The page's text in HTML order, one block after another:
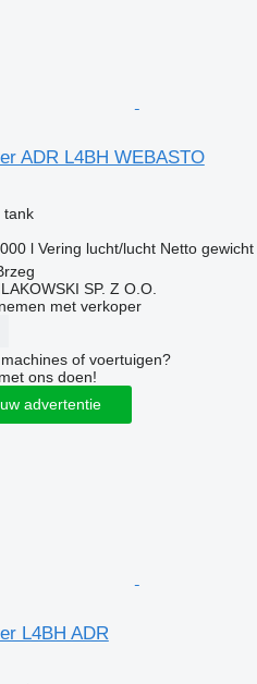
ADR L4BH WEBASTO
tank
l Vering lucht/lucht Netto gewicht
SP. Z O.O.
met verkoper
of voertuigen?
ons doen!
advertentie
L4BH ADR